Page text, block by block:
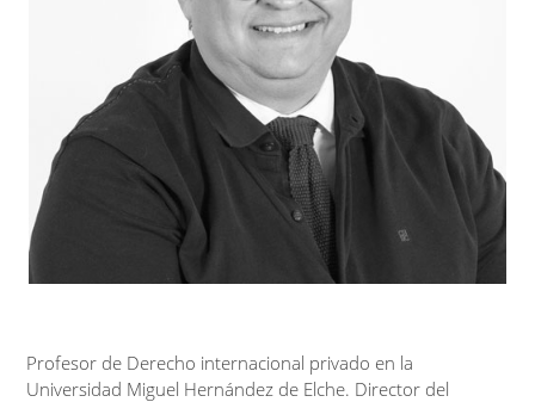
Profesor de Derecho internacional privado en la
Universidad Miguel Hernández de Elche. Director del